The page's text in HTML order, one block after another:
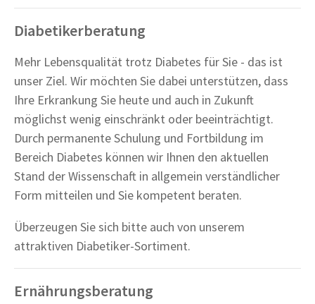
Diabetikerberatung
Mehr Lebensqualität trotz Diabetes für Sie - das ist
unser Ziel. Wir möchten Sie dabei unterstützen, dass
Ihre Erkrankung Sie heute und auch in Zukunft
möglichst wenig einschränkt oder beeinträchtigt.
Durch permanente Schulung und Fortbildung im
Bereich Diabetes können wir Ihnen den aktuellen
Stand der Wissenschaft in allgemein verständlicher
Form mitteilen und Sie kompetent beraten.
Überzeugen Sie sich bitte auch von unserem
attraktiven Diabetiker-Sortiment.
Ernährungsberatung